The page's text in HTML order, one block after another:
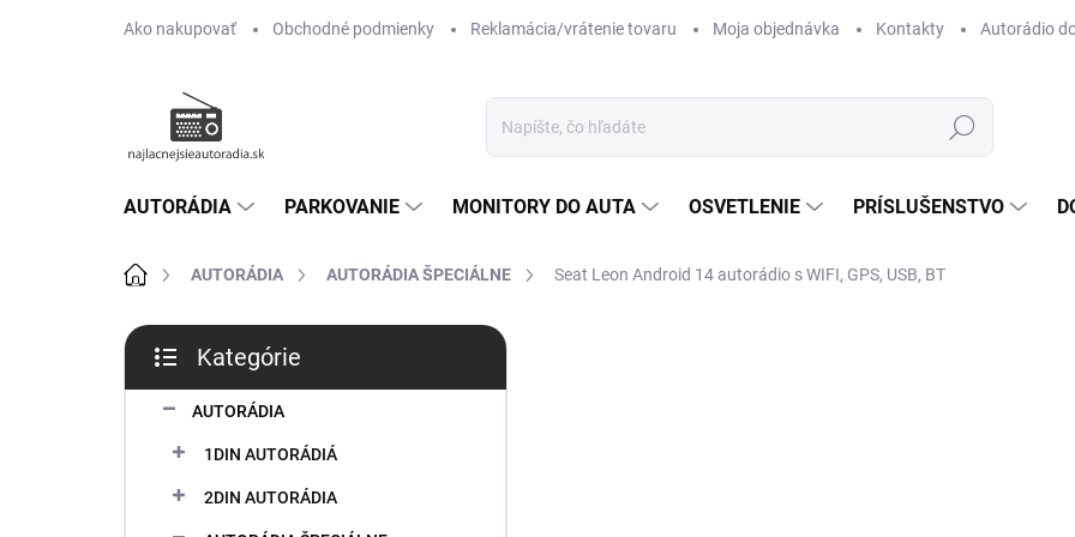
Ako nakupovať Obchodné podmienky Reklamácia/vrátenie tovaru Moja objednávka Kontakty Autorádio
Hľadať
AUTORÁDIA PARKOVANIE MONITORY DO AUTA OSVETLENIE PRÍSLUŠENSTVO
DomovAUTORÁDIA AUTORÁDIA ŠPECIÁLNE Seat Leon Android 14 autorádio s WIFI, GPS, USB, BT
B
č
kategórie
Kategórie
AUTORÁDIA
1DIN AUTORÁDIÁ
2DIN AUTORÁDIA